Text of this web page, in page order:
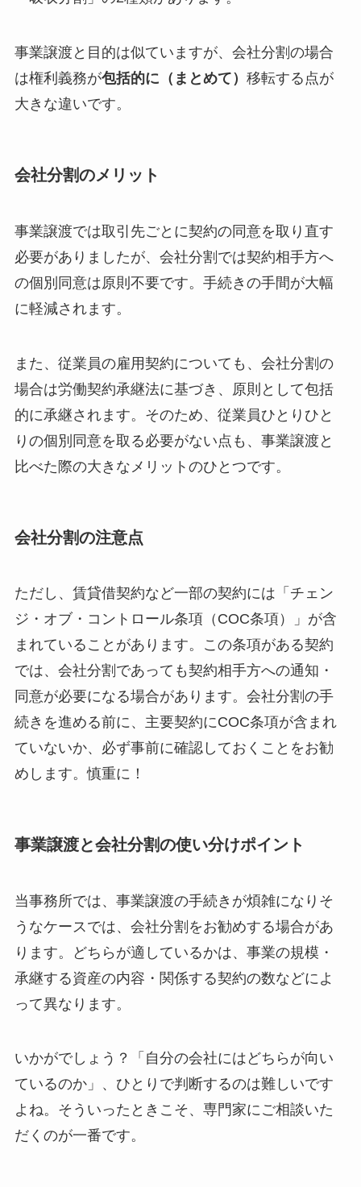
事業譲渡と目的は似ていますが、会社分割の場合
は権利義務が包括的に（まとめて） 移転する点が
大きな違いです。
会社分割のメリット
事業譲渡では取引先ごとに契約の同意を取り直す
必要がありましたが、会社分割では契約相手方へ
の個別同意は原則不要です。手続きの手間が大幅
に軽減されます。
また、従業員の雇用契約についても、会社分割の
場合は労働契約承継法に基づき、原則として包括
的に承継されます。そのため、従業員ひとりひと
りの個別同意を取る必要がない点も、事業譲渡と
比べた際の大きなメリットのひとつです。
会社分割の注意点
ただし、賃貸借契約など一部の契約には「チェン
ジ・オブ・コントロール条項（COC条項）」が含
まれていることがあります。この条項がある契約
では、会社分割であっても契約相手方への通知・
同意が必要になる場合があります。会社分割の手
続きを進める前に、主要契約にCOC条項が含まれ
ていないか、必ず事前に確認しておくことをお勧
めします。慎重に！
事業譲渡と会社分割の使い分けポイント
当事務所では、事業譲渡の手続きが煩雑になりそ
うなケースでは、会社分割をお勧めする場合があ
ります。どちらが適しているかは、事業の規模・
承継する資産の内容・関係する契約の数などによ
って異なります。
いかがでしょう？「自分の会社にはどちらが向い
ているのか」、ひとりで判断するのは難しいです
よね。そういったときこそ、専門家にご相談いた
だくのが一番です。